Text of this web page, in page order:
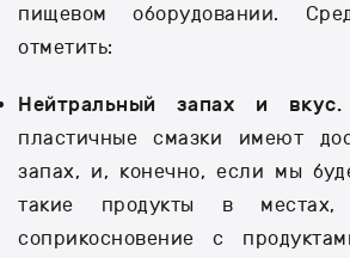
пищевом оборудовании.
отметить:
Нейтральный запах и вкус.
пластичные смазки имеют
запах, и, конечно, если мы
такие продукты в местах,
соприкосновение с